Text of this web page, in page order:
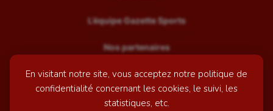
En visitant notre site, vous acceptez notre politique de
confidentialité concernant les cookies, le suivi, les
statistiques, etc.
L’équipe Gazette Sports
Nos partenaires
Recrutement
Mentions légales